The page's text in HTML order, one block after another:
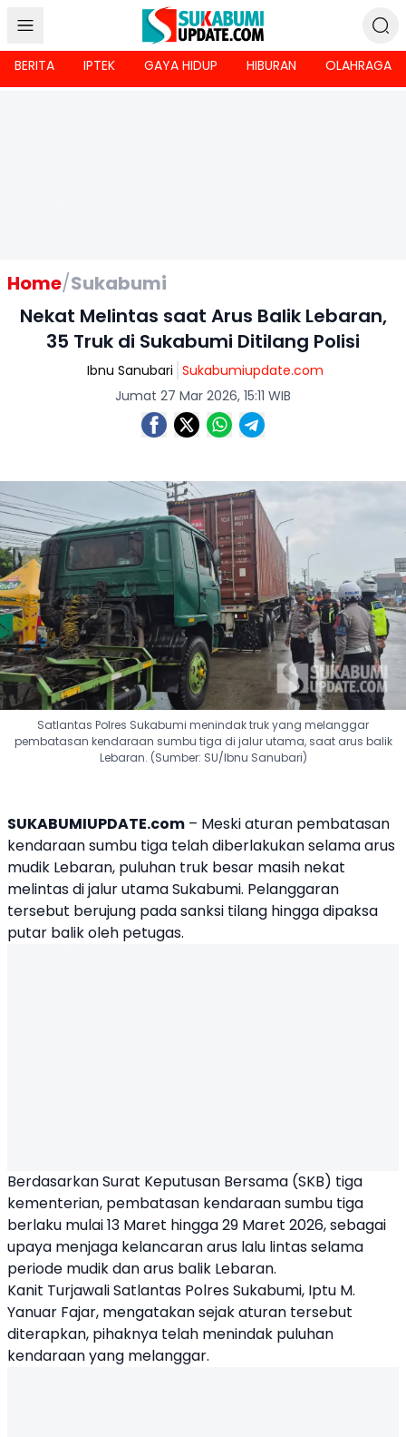
BERITA IPTEK GAYA HIDUP HIBURAN OLAHRAGA
Home/Sukabumi
Nekat Melintas saat Arus Balik Lebaran,
35 Truk di Sukabumi Ditilang Polisi
Ibnu Sanubari Sukabumiupdate.com
Jumat 27 Mar 2026, 15:11 WIB
Satlantas Polres Sukabumi menindak truk yang melanggar
pembatasan kendaraan sumbu tiga di jalur utama, saat arus balik
Lebaran. (Sumber: SU/Ibnu Sanubari)
SUKABUMIUPDATE.com – Meski aturan pembatasan
kendaraan sumbu tiga telah diberlakukan selama arus
mudik Lebaran, puluhan truk besar masih nekat
melintas di jalur utama Sukabumi. Pelanggaran
tersebut berujung pada sanksi tilang hingga dipaksa
putar balik oleh petugas.
Berdasarkan Surat Keputusan Bersama (SKB) tiga
kementerian, pembatasan kendaraan sumbu tiga
berlaku mulai 13 Maret hingga 29 Maret 2026, sebagai
upaya menjaga kelancaran arus lalu lintas selama
periode mudik dan arus balik Lebaran.
Kanit Turjawali Satlantas Polres Sukabumi, Iptu M.
Yanuar Fajar, mengatakan sejak aturan tersebut
diterapkan, pihaknya telah menindak puluhan
kendaraan yang melanggar.